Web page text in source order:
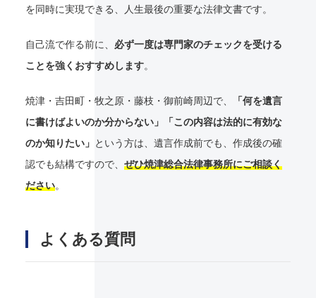
を同時に実現できる、人生最後の重要な法律文書です。
自己流で作る前に、 必ず一度は専門家のチェックを受ける
ことを強くおすすめします。
焼津・吉田町・牧之原・藤枝・御前崎周辺で、
「何を遺言
に書けばよいのか分からない」「この内容は法的に有効な
のか知りたい」 という方は、遺言作成前でも、作成後の確
認でも結構ですので、 ぜひ焼津総合法律事務所にご相談く
ださい。
よくある質問